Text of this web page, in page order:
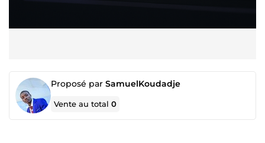
Proposé par SamuelKoudadje
Vente au total0